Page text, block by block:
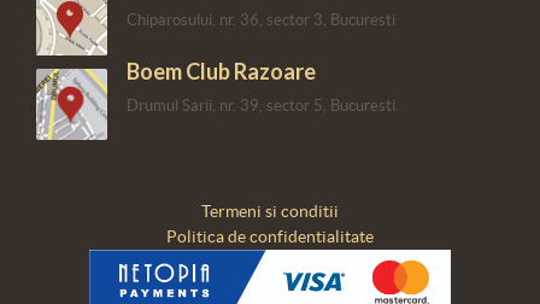
Chiparosului, nr. 36, sector 3, Bucuresti
Boem Club Razoare
Drumul Sarii, nr. 39, sector 5, Bucuresti.
Termeni si conditii
Politica de confidentialitate